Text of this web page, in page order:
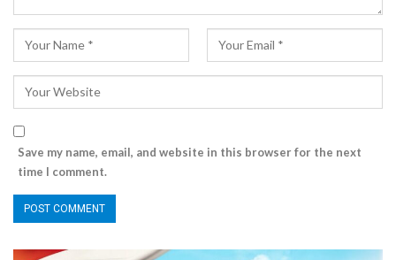
Save my name, email, and website in this browser for the next
time I comment.